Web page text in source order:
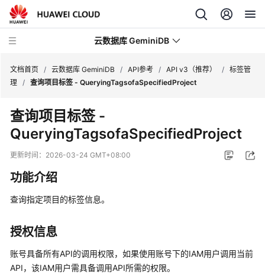
云数据库 GeminiDB
最
新
动
服
务
公
产
品
介
文档首页 / 云数据库 GeminiDB / API参考 / API v3（推荐） / 标签管
理 / 查询项目标签 - QueryingTagsofaSpecifiedProject
查询项目标签 -
QueryingTagsofaSpecifiedProject
更新时间： 2026-03-24 GMT+08:00
功能介绍
查询指定项目的标签信息。
授权信息
账号具备所有API的调用权限，如果使用账号下的IAM用户调用当前
API，该IAM用户需具备调用API所需的权限。